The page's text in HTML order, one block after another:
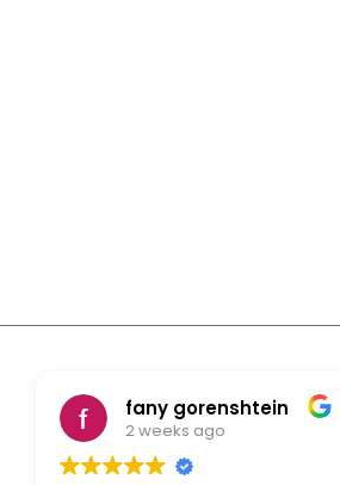
fany gorenshtein
2 weeks ago